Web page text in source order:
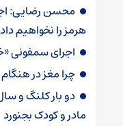
محسن رضایی:
هرمز را نخواهیم داد
اجرای سمفونی
چرا مغز در
دو بار کلنگ و
مادر و کودک بجنورد